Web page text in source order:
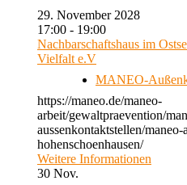
29. November 2028
17:00 - 19:00
Nachbarschaftshaus im
Vielfalt e.V
MANEO-
https://maneo.de/maneo-
arbeit/gewaltpraevention/
aussenkontaktstellen/
hohenschoenhausen/
Weitere Informationen
30 Nov.